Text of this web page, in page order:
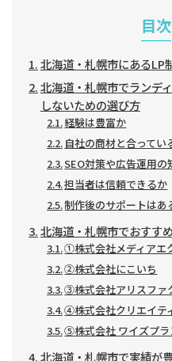
目次
北海道・札幌市にあるLP
北海道・札幌市でランデ
しないための選び方
経験は豊富か
自社の商材と合ってい
SEO対策や広告運用の
担当者は信頼できるか
制作後のサポートはあ
北海道・札幌市でおすす
①株式会社メディアエ
②株式会社にこいち
③株式会社アリスファ
④株式会社クリエイテ
⑤株式会社 ワイズプラ
北海道・札幌市で実績が